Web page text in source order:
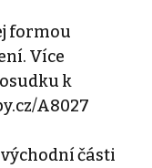
formou
Více
k
A8027
východní části